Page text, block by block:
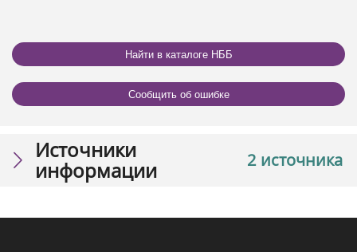
Найти в каталоге НББ
Сообщить об ошибке
2 источника
Источники
информации